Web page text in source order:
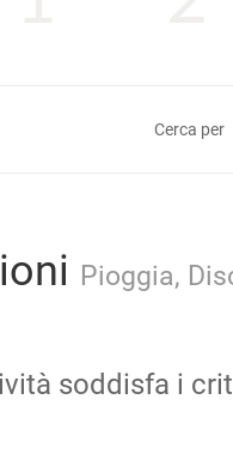
Cerca per
Pioggia,
soddisfa i